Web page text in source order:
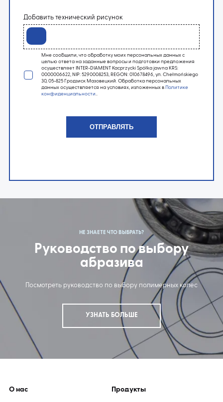
Добавить технический рисунок
Мне сообщили, что обработку моих персональных данных с
целью ответа на заданные вопросы и подготовки предложения
осуществляет INTER-DIAMENT Kacprzycki Spółka jawna KRS:
0000006622, NIP: 5290008253, REGON: 010678496, ул. Chełmońskiego
30, 05-825 Гродзиск Мазовецкий. Обработка персональных
данных осуществляется на условиях, изложенных в Политике
конфиденциальности
НЕ ЗНАЕТЕ ЧТО ВЫБРАТЬ?
Руководство по выбору
абразива
Посмотреть руководство по выбору полимерных колес
УЗНАТЬ БОЛЬШЕ
О нас Продукты